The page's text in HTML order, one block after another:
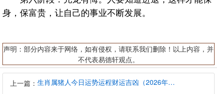
身，保富贵，让自己的事业不断发展。
声明：部分内容来于网络，如有侵权，请联系我们删除！以上内容，并
不代表易德轩观点。
上一篇： 生肖属猪人今日运势运程财运吉凶（2026年8月9日）详解查询